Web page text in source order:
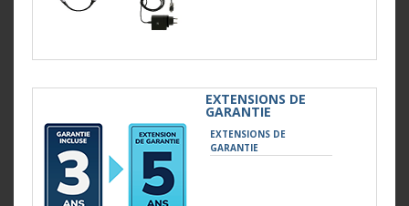
EXTENSIONS DE
GARANTIE
EXTENSIONS DE
GARANTIE